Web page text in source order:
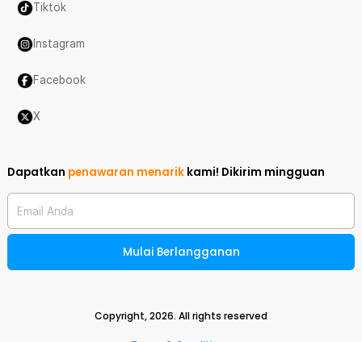
Tiktok
Instagram
Facebook
X
Dapatkan penawaran menarik kami! Dikirim mingguan
Email Anda
Mulai Berlangganan
Copyright,2026. All rights reserved